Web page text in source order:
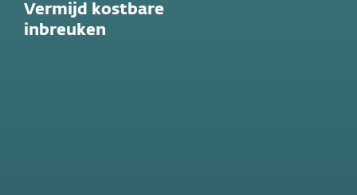
Vermijd kostbare
inbreuken